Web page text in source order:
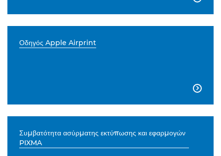
Οδηγός Apple Airprint

Συμβατότητα ασύρματης εκτύπωσης και εφαρμογών
PIXMA